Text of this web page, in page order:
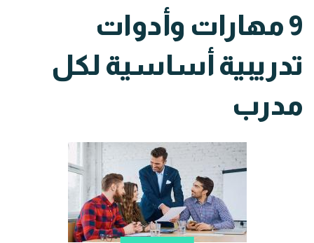
9 مهارات وأدوات
تدريبية أساسية لكل
مدرب